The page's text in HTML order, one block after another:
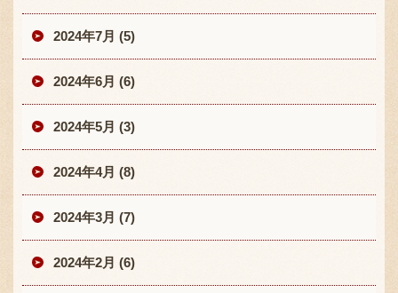
2024年7月 (5)
2024年6月 (6)
2024年5月 (3)
2024年4月 (8)
2024年3月 (7)
2024年2月 (6)